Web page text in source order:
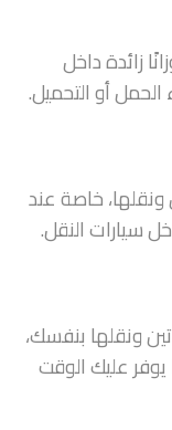
زائدة داخل
الحمل أو التحميل.
خاصة عند
سيارات النقل.
ونقلها بنفسك،
عليك الوقت